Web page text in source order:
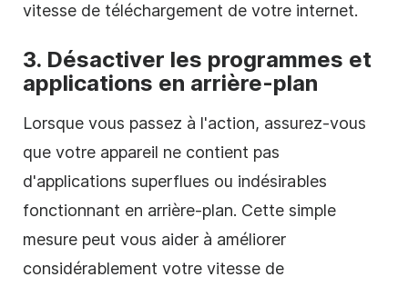
vitesse de téléchargement de votre internet.
3. Désactiver les programmes et
applications en arrière-plan
Lorsque vous passez à l'action, assurez-vous
que votre appareil ne contient pas
d'applications superflues ou indésirables
fonctionnant en arrière-plan. Cette simple
mesure peut vous aider à améliorer
considérablement votre vitesse de